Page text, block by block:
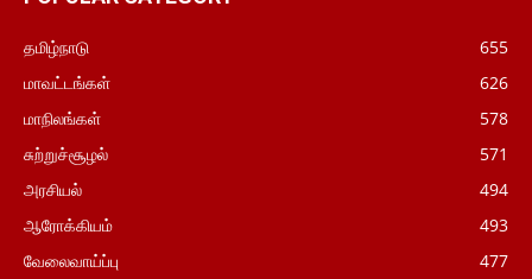
தமிழ்நாடு
655
மாவட்டங்கள்
626
மாநிலங்கள்
578
சுற்றுச்சூழல்
571
அரசியல்
494
ஆரோக்கியம்
493
வேலைவாய்ப்பு
477